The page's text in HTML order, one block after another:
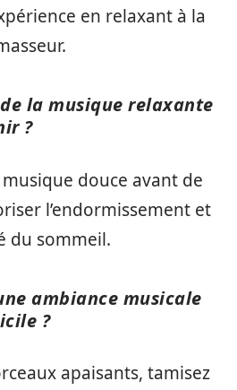
en relaxant à la
la musique relaxante
?
douce avant de
l’endormissement et
du sommeil.
ambiance musicale
?
apaisants, tamisez